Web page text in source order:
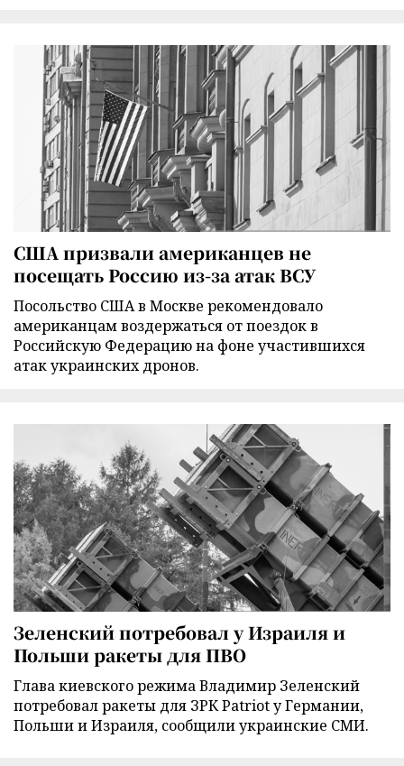
США призвали американцев не
посещать Россию из-за атак ВСУ
Посольство США в Москве рекомендовало
американцам воздержаться от поездок в
Российскую Федерацию на фоне участившихся
атак украинских дронов.
Зеленский потребовал у Израиля и
Польши ракеты для ПВО
Глава киевского режима Владимир Зеленский
потребовал ракеты для ЗРК Patriot у Германии,
Польши и Израиля, сообщили украинские СМИ.